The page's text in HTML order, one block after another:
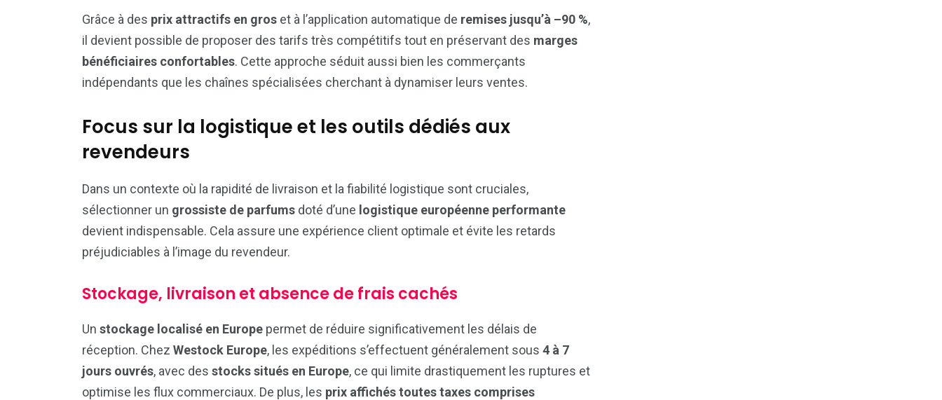
Grâce à des prix attractifs en gros et à l’application automatique de remises jusqu’à –90 %,
il devient possible de proposer des tarifs très compétitifs tout en préservant des marges
bénéficiaires confortables. Cette approche séduit aussi bien les commerçants
indépendants que les chaînes spécialisées cherchant à dynamiser leurs ventes.
Focus sur la logistique et les outils dédiés aux
revendeurs
Dans un contexte où la rapidité de livraison et la fiabilité logistique sont cruciales,
sélectionner un grossiste de parfums doté d’une logistique européenne performante
devient indispensable. Cela assure une expérience client optimale et évite les retards
préjudiciables à l’image du revendeur.
Stockage, livraison et absence de frais cachés
Un stockage localisé en Europe permet de réduire significativement les délais de
réception. Chez Westock Europe, les expéditions s’effectuent généralement sous 4 à 7
jours ouvrés, avec des stocks situés en Europe, ce qui limite drastiquement les ruptures et
optimise les flux commerciaux. De plus, les prix affichés toutes taxes comprises